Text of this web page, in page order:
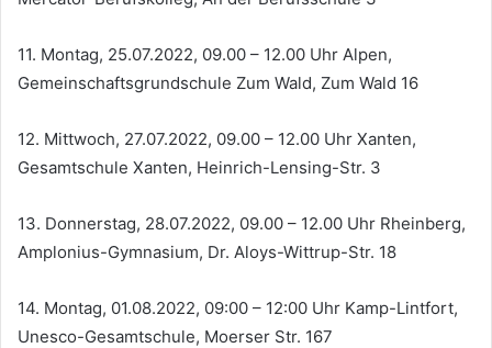
11. Montag, 25.07.2022, 09.00 – 12.00 Uhr Alpen,
Gemeinschaftsgrundschule Zum Wald, Zum Wald 16
12. Mittwoch, 27.07.2022, 09.00 – 12.00 Uhr Xanten,
Gesamtschule Xanten, Heinrich-Lensing-Str. 3
13. Donnerstag, 28.07.2022, 09.00 – 12.00 Uhr Rheinberg,
Amplonius-Gymnasium, Dr. Aloys-Wittrup-Str. 18
14. Montag, 01.08.2022, 09:00 – 12:00 Uhr Kamp-Lintfort,
Unesco-Gesamtschule, Moerser Str. 167